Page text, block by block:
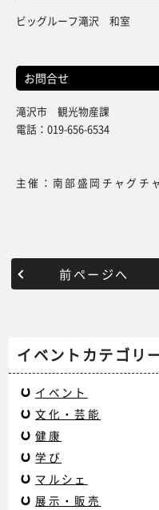
ビッグルーフ滝沢 和室
お問合せ
滝沢市 観光物産課
電話：019-656-6534
主催：南部盛岡チャグチ
前ページへ
イベントカテゴリ
イベント
文化・芸能
健康
学び
マルシェ
展示・販売